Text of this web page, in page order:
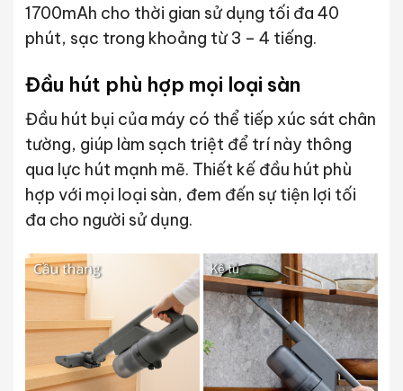
1700mAh cho thời gian sử dụng tối đa 40
phút, sạc trong khoảng từ 3 – 4 tiếng.
Đầu hút phù hợp mọi loại sàn
Đầu hút bụi của máy có thể tiếp xúc sát chân
tường, giúp làm sạch triệt để trí này thông
qua lực hút mạnh mẽ. Thiết kế đầu hút phù
hợp với mọi loại sàn, đem đến sự tiện lợi tối
đa cho người sử dụng.